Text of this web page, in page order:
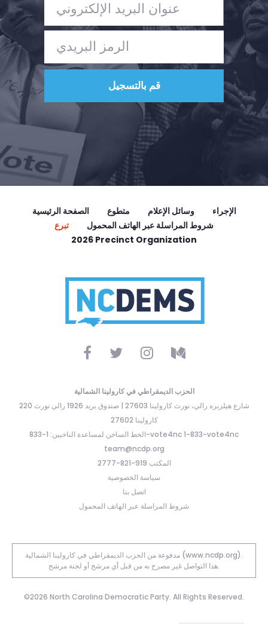
الصفحة الرئيسية متطوع وسائل الإعلام
الإجراء
تبرع
شروط المراسلة عبر الهاتف المحمول
2026 Precinct Organization
الحزب الديمقراطي في كارولينا الشمالية
220 شارع هيلزبره رالي، نورث كارولينا 27603 | صندوق بريد 1926 رالي نورث
كارولينا 27602
الخط الساخن لمساعدة الناخبين: 1-833-vote4nc 1-833-vote4nc
team@ncdp.org
المكتب 919-821-2777
سياسة الخصوصية
اتصل بنا
شروط المراسلة عبر الهاتف المحمول
مدفوعة من الحزب الديمقراطي في كارولينا الشمالية (www.ncdp.org).
هذا التواصل غير مصرح به من قبل أي مرشح أو لجنة مرشح.
©2026 North Carolina Democratic Party. All Rights Reserved.